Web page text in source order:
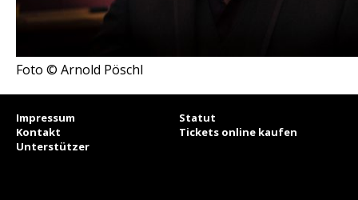
Foto © Arnold Pöschl
Impressum
Statut
Kontakt
Tickets online kaufen
Unterstützer